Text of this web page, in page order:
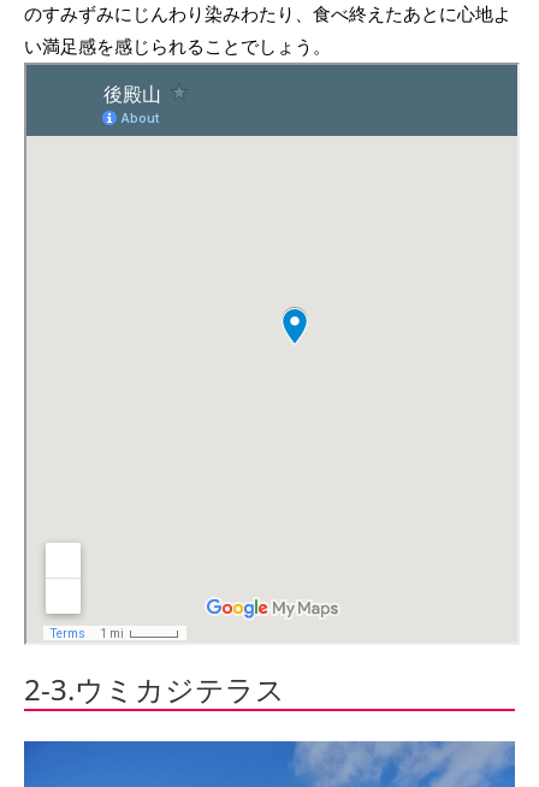
のすみずみにじんわり染みわたり、食べ終えたあとに心地よ
い満足感を感じられることでしょう。
2-3.ウミカジテラス